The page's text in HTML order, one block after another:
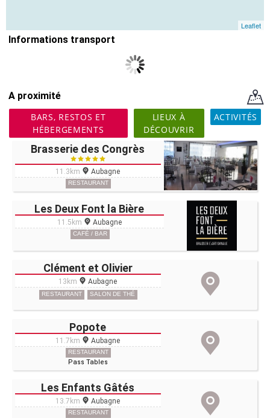
Leaflet
Informations transport
A proximité
BARS, RESTOS ET
HÉBERGEMENTS
LIEUX À
DÉCOUVRIR
ACTIVITÉS
Brasserie des Congrès
11.3km Aubagne
RESTAURANT
Les Deux Font la Bière
11.5km Aubagne
CAFÉ / BAR
Clément et Olivier
13km Aubagne
RESTAURANT SALON DE THÉ
Popote
11.7km Aubagne
RESTAURANT
Pass Tables
Les Enfants Gâtés
13.7km Aubagne
RESTAURANT